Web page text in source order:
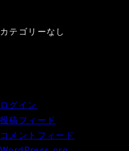
カテゴリーなし
ログイン
投稿フィード
コメントフィード